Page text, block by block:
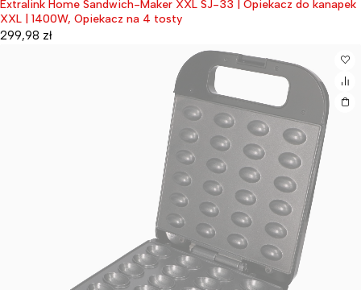
Extralink Home Sandwich-Maker XXL SJ-33 | Opiekacz do kanapek
XXL | 1400W, Opiekacz na 4 tosty
299,98 zł